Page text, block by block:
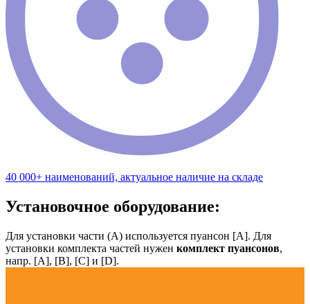
40 000+ наименований, актуальное наличие на складе
Установочное оборудование:
Для установки части (А) используется пуансон [А]. Для
установки комплекта частей нужен комплект пуансонов,
напр. [А], [B], [С] и [D].